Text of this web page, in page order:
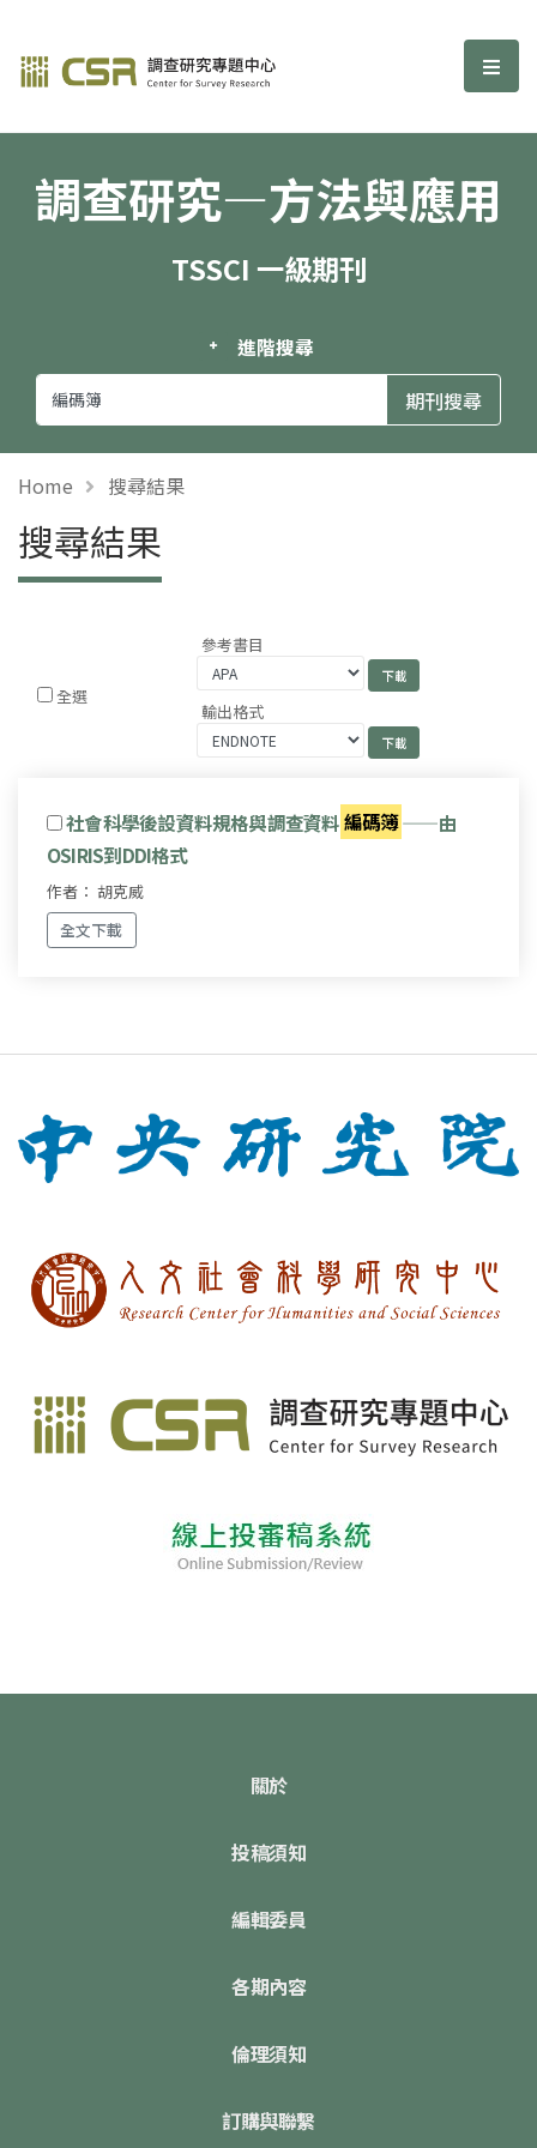
調查研究—方法與應用期刊 選
調查研究—方法與應用
TSSCI 一級期刊
進階搜尋
Home 搜尋結果
搜尋結果
全選
參考書目
輸出格式
社會科學後設資料規格與調查資料編碼簿——由
OSIRIS到DDI格式
作者： 胡克威
全文下載
關於
投稿須知
編輯委員
各期內容
倫理須知
訂購與聯繫